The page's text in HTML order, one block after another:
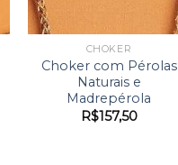
CHOKER
Choker com Pérolas
Naturais e
Madrepérola
R$157,50